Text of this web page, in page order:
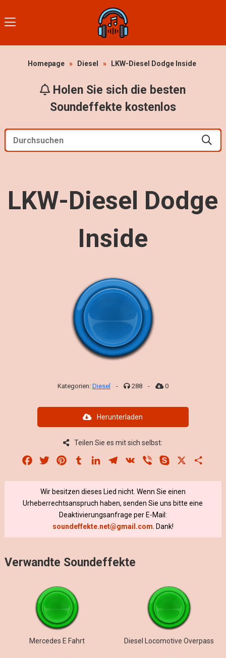
Homepage » Diesel » LKW-Diesel Dodge Inside
Holen Sie sich die besten
Soundeffekte kostenlos
LKW-Diesel Dodge
Inside
Kategorien: Diesel - 288 - 0
Herunterladen
Teilen Sie es mit sich selbst:
Facebook
Twitter PinterestTumblrLinkedInTelegram
VK Viber Skype
Wir besitzen dieses Lied nicht. Wenn Sie einen
Urheberrechtsanspruch haben, senden Sie uns bitte eine
Deaktivierungsanfrage per E-Mail:
soundeffekte.net@gmail.com . Dank!
Verwandte Soundeffekte
Mercedes E Fahrt Diesel Locomotive Overpass